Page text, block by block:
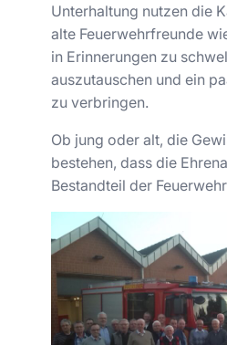
Unterhaltung nutzen die
alte Feuerwehrfreunde
in Erinnerungen zu
auszutauschen und ein
zu verbringen.
Ob jung oder alt, die
bestehen, dass die
Bestandteil der